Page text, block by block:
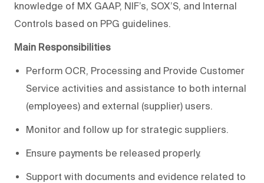
knowledge of MX GAAP, NIF’s, SOX’S, and Internal
Controls based on PPG guidelines.
Main Responsibilities
Perform OCR, Processing and Provide Customer
Service activities and assistance to both internal
(employees) and external (supplier) users.
Monitor and follow up for strategic suppliers.
Ensure payments be released properly.
Support with documents and evidence related to